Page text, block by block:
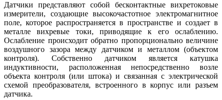
Датчики представляют собой бесконтактные вихретоковые
измерители, создающие высокочастотное электромагнитное
поле, которое распространяется в пространстве и создает в
металле вихревые токи, приводящие к его ослаблению.
Ослабление происходит обратно пропорционально величине
воздушного зазора между датчиком и металлом (объектом
контроля). Собственно датчиком является катушка
индуктивности, расположенная непосредственно возле
объекта контроля (или штока) и связанная с электрической
схемой преобразователя, встроенного в корпус или разъем
датчика.